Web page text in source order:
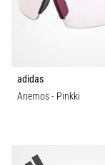
miten
sukkulajuoksu
testaa
suunnanmuutoksia.
adidas
Anemos- Pinkki